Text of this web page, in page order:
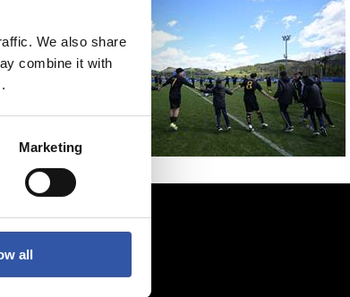
We also share
combine it with
Marketing
all